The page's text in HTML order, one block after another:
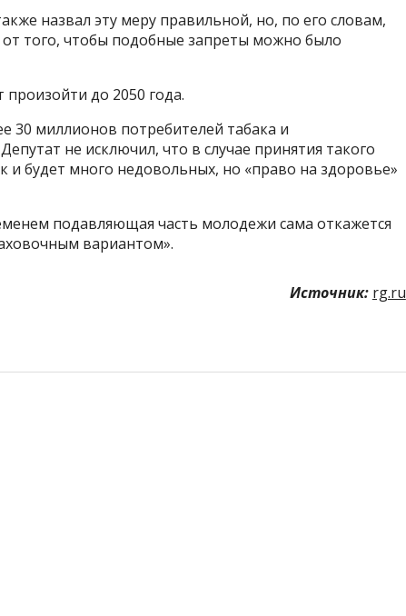
назвал эту меру правильной, но, по его словам,
от того, чтобы подобные запреты можно было
до 2050 года.
30 миллионов потребителей табака и
не исключил, что в случае принятия такого
и будет много недовольных, но «право на здоровье»
подавляющая часть молодежи сама откажется
вариантом».
Источник: rg.ru